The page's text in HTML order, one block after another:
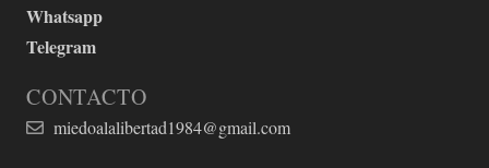
Whatsapp
Telegram
CONTACTO
miedoalalibertad1984@gmail.com